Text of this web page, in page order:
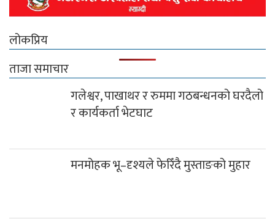
लोकप्रिय
ताजा समाचार
गलेश्वर, पाखाथर र रुममा गठबन्धनको घरदैलो
र कार्यकर्ता भेटघाट
मनमोहक भू–दृश्यले फेरिँदै मुस्ताङको मुहार